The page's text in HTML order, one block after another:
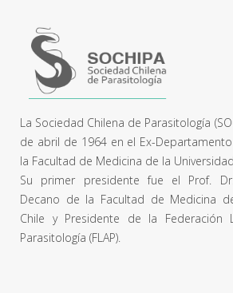
La Sociedad Chilena de Parasitología
de abril de 1964 en el Ex-
la Facultad de Medicina de la
Su primer presidente fue el Prof.
Decano de la Facultad de Medicina
Chile y Presidente de la Federación
Parasitología (FLAP).